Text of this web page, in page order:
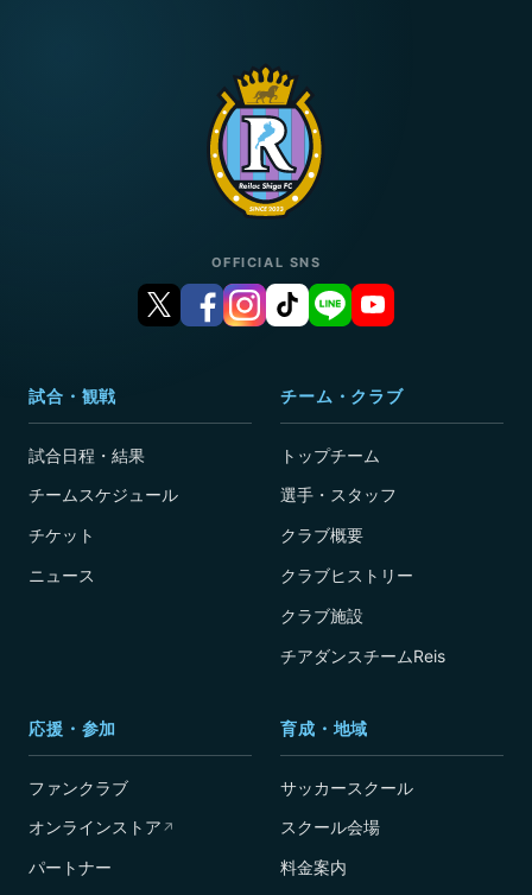
OFFICIAL SNS
試合・観戦
試合日程・結果
チームスケジュール
チケット
ニュース
チーム・クラブ
トップチーム
選手・スタッフ
クラブ概要
クラブヒストリー
クラブ施設
チアダンスチームReis
応援・参加
ファンクラブ
オンラインストア ↗
パートナー
育成・地域
サッカースクール
スクール会場
料金案内